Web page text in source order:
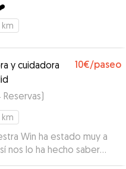
km
y cuidadora
10€/paseo
Reservas)
km
Win ha estado muy a
nos lo ha hecho saber
primera vez